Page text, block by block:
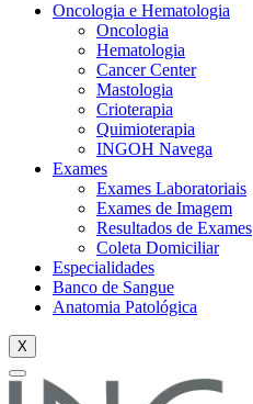
Oncologia e Hematologia
Oncologia
Hematologia
Cancer Center
Mastologia
Crioterapia
Quimioterapia
INGOH Navega
Exames
Exames Laboratoriais
Exames de Imagem
Resultados de Exames
Coleta Domiciliar
Especialidades
Banco de Sangue
Anatomia Patológica
X